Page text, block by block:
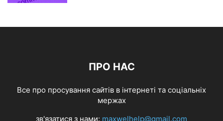
ПРО НАС
Все про просування сайтів в інтернеті та соціальніх
мержах
зв'язатися з нами: maxwelhelp@gmail.com